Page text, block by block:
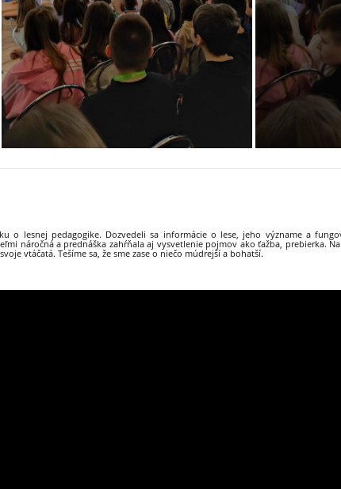
o lesnej pedagogike. Dozvedeli sa informácie o lese, jeho význame a
náročná a prednáška zahŕňala aj vysvetlenie pojmov ako ťažba, prebierka.
vtáčatá. Tešíme sa, že sme zase o niečo múdrejší a bohatší.